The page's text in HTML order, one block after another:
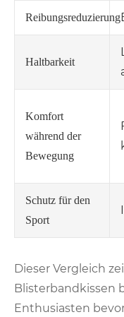
Reibungsreduzierung
Haltbarkeit
Komfort
während der
Bewegung
Schutz für den
Sport
Dieser Vergleich
Blisterbandkissen
Enthusiasten